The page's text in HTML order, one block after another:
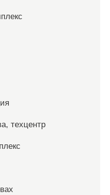
техцентр